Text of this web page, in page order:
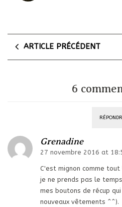
ARTICLE PRÉCÉDENT
6
Grenadine
27 novembre 2016 at
C'est mignon comme
je ne prends pas le
mes boutons de récup
nouveaux vêtements ^^).